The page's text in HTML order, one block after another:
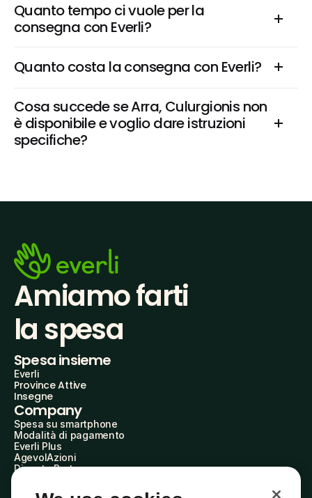
Quanto tempo ci vuole per la
consegna con Everli?
Quanto costa la consegna con Everli?
Cosa succede se Arra, Culurgionis non
è disponibile e voglio dare istruzioni
specifiche?
Amiamo farti
la spesa
Spesa insieme
Everli
Province Attive
Insegne
Company
Spesa su smartphone
Modalità di pagamento
Everli Plus
AgevolAzioni
Diventa Partner
Everli Shoppers